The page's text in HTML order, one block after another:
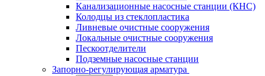
Канализационные насосные станции (КНС)
Колодцы из стеклопластика
Ливневые очистные сооружения
Локальные очистные сооружения
Пескоотделители
Подземные насосные станции
Запорно-регулирующая арматура